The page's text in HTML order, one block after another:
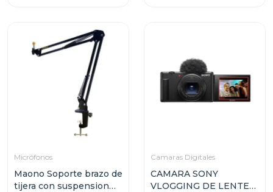
Micrófonos
Maono Soporte brazo de
tijera con suspension
Camaras Digitales
CAMARA SONY
VLOGGING DE LENTE